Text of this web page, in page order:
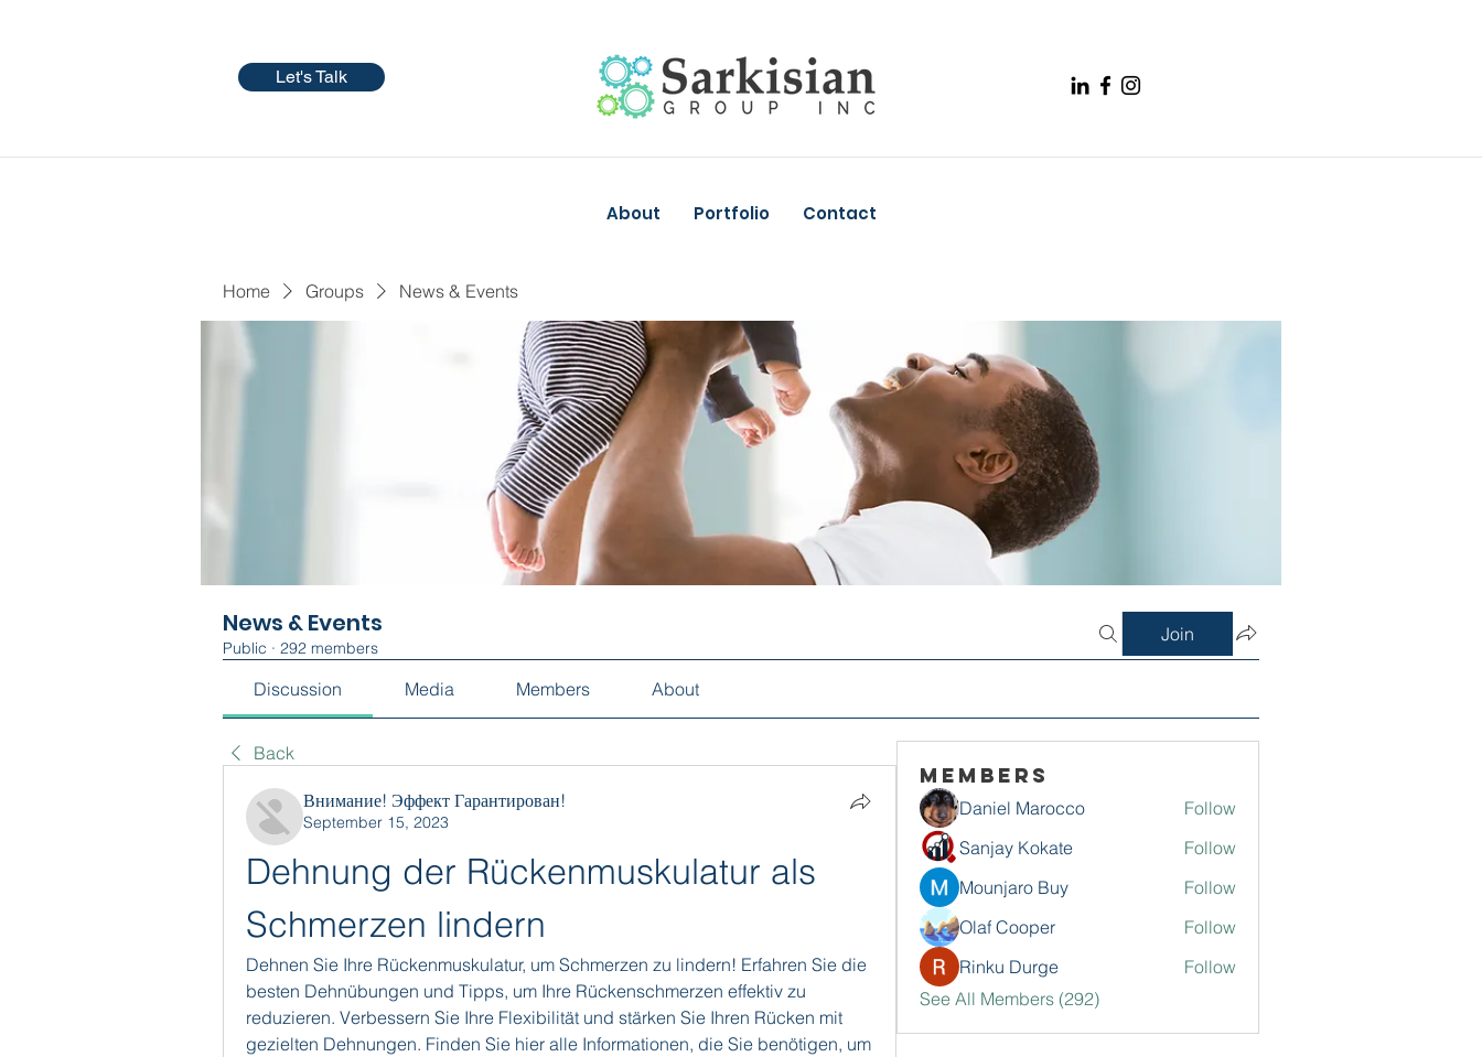
Let's Talk
About Portfolio Contact
Home Groups News & Events
News & Events
Public · 292 members
Join
Discussion Media Members About
Back
Внимание! Эффект Гарантирован!
September 15, 2023
Dehnung der Rückenmuskulatur als
Schmerzen lindern
Dehnen Sie Ihre Rückenmuskulatur, um Schmerzen zu lindern! Erfahren Sie die
besten Dehnübungen und Tipps, um Ihre Rückenschmerzen effektiv zu
reduzieren. Verbessern Sie Ihre Flexibilität und stärken Sie Ihren Rücken mit
gezielten Dehnungen. Finden Sie hier alle Informationen, die Sie benötigen, um
Members
Daniel Marocco
Follow
Sanjay Kokate
Follow
Mounjaro Buy
Follow
Olaf Cooper
Follow
Rinku Durge
Follow
See All Members (292)